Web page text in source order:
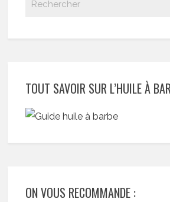
TOUT SAVOIR SUR L’HUILE À
ON VOUS RECOMMANDE :